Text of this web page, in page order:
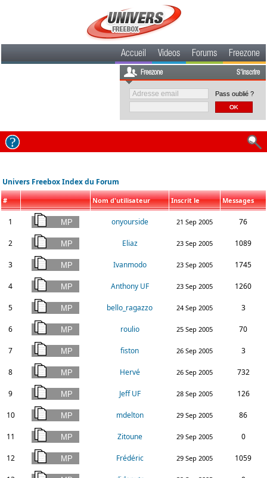
Accueil Videos Forums Freezone
Freezone S'inscrire
Pass oublié ?
Univers Freebox Index du Forum
# Nom d'utilisateur Inscrit le Messages
1 onyourside 21 Sep 2005 76
2 Eliaz 23 Sep 2005 1089
3 Ivanmodo 23 Sep 2005 1745
4 Anthony UF 23 Sep 2005 1260
5 bello_ragazzo 24 Sep 2005 3
6 roulio 25 Sep 2005 70
7 fiston 26 Sep 2005 3
8 Hervé 26 Sep 2005 732
9 Jeff UF 28 Sep 2005 126
10 mdelton 29 Sep 2005 86
11 Zitoune 29 Sep 2005 0
12 Frédéric 29 Sep 2005 1059